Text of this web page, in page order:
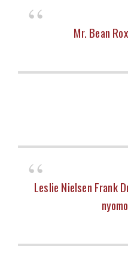
Mr. Bean
Leslie Nielsen Frank